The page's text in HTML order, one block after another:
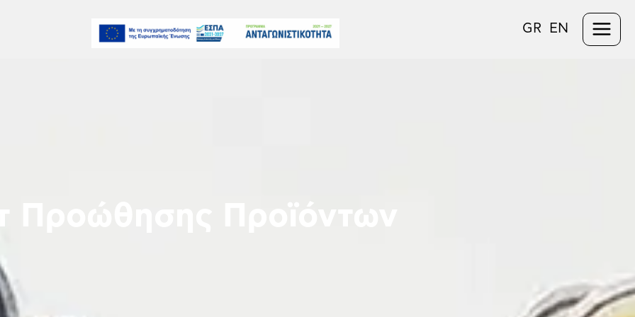
GR EN
Προώθησης Προϊόντων